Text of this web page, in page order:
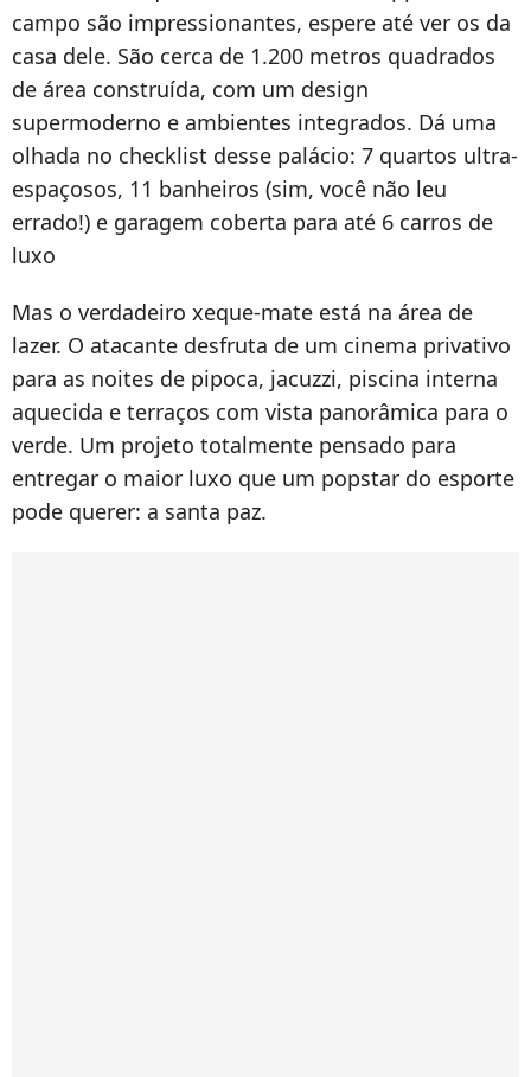
campo são impressionantes, espere até ver os da
casa dele. São cerca de 1.200 metros quadrados
de área construída, com um design
supermoderno e ambientes integrados. Dá uma
olhada no checklist desse palácio: 7 quartos ultra-
espaçosos, 11 banheiros (sim, você não leu
errado!) e garagem coberta para até 6 carros de
luxo
Mas o verdadeiro xeque-mate está na área de
lazer. O atacante desfruta de um cinema privativo
para as noites de pipoca, jacuzzi, piscina interna
aquecida e terraços com vista panorâmica para o
verde. Um projeto totalmente pensado para
entregar o maior luxo que um popstar do esporte
pode querer: a santa paz.